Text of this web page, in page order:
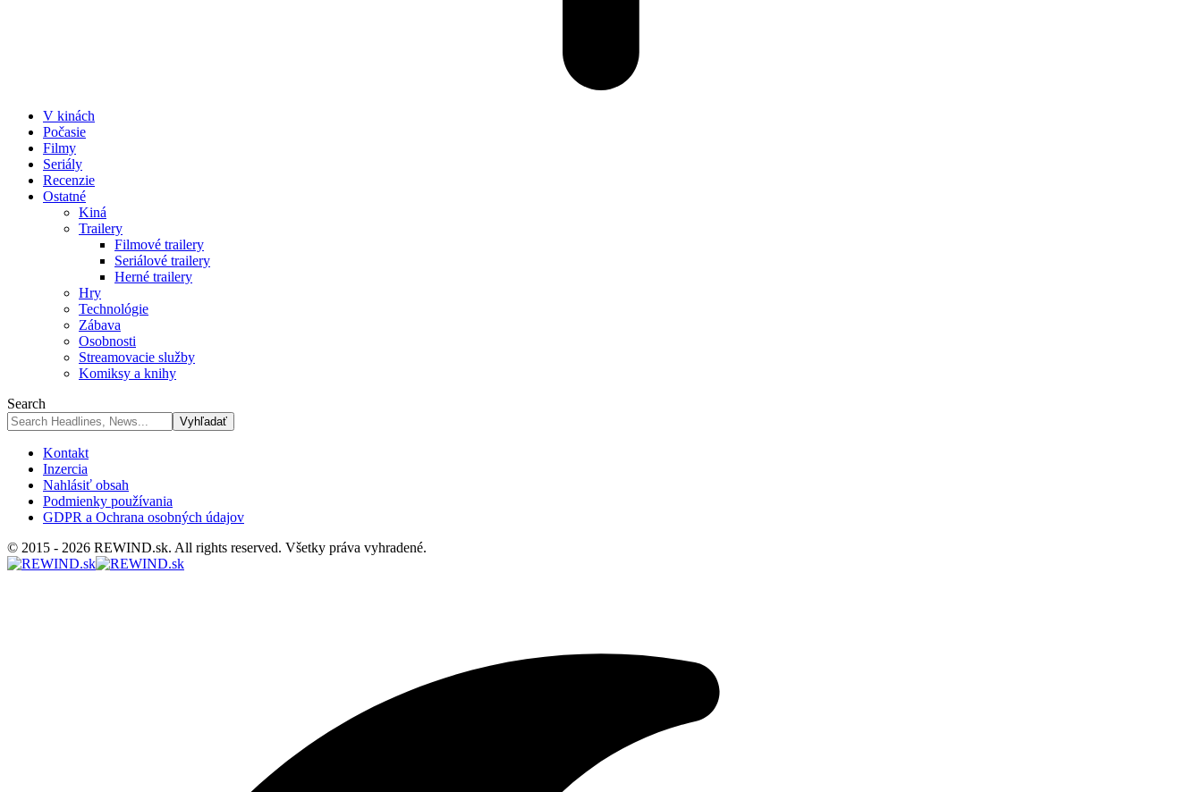
V kinách
Počasie
Filmy
Seriály
Recenzie
Ostatné
Kiná
Trailery
Filmové trailery
Seriálové trailery
Herné trailery
Hry
Technológie
Zábava
Osobnosti
Streamovacie služby
Komiksy a knihy
Search
Kontakt
Inzercia
Nahlásiť obsah
Podmienky používania
GDPR a Ochrana osobných údajov
© 2015 - 2026 REWIND.sk. All rights reserved. Všetky práva vyhradené.